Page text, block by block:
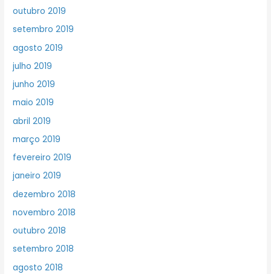
outubro 2019
setembro 2019
agosto 2019
julho 2019
junho 2019
maio 2019
abril 2019
março 2019
fevereiro 2019
janeiro 2019
dezembro 2018
novembro 2018
outubro 2018
setembro 2018
agosto 2018